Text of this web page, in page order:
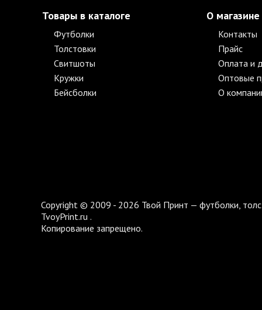
Товары в каталоге
Футболки
Толстовки
Свитшоты
Кружки
Бейсболки
О магазине
Контакты
Прайс
Оплата и
Оптовые
О
Copyright © 2009 - 2026 Твой Принт — футболки,
TvoyPrint.ru .
Копирование запрещено.